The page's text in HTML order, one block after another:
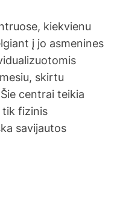
kiekvienu
į jo asmenines
skirtu
centrai teikia
tik fizinis
savijautos